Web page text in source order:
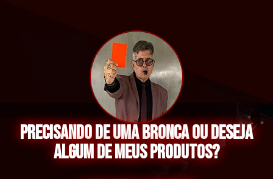
Precisando de uma bronca ou Deseja
algum de meus produtos?